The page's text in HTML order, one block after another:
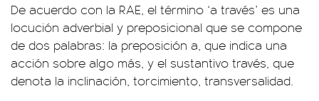
De acuerdo con la RAE, el término ‘a través’ es una
locución adverbial y preposicional que se compone
de dos palabras: la preposición a, que indica una
acción sobre algo más, y el sustantivo través, que
denota la inclinación, torcimiento, transversalidad.